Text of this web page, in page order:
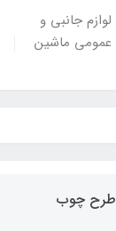
لوازم جانبی و
عمومی ماشین